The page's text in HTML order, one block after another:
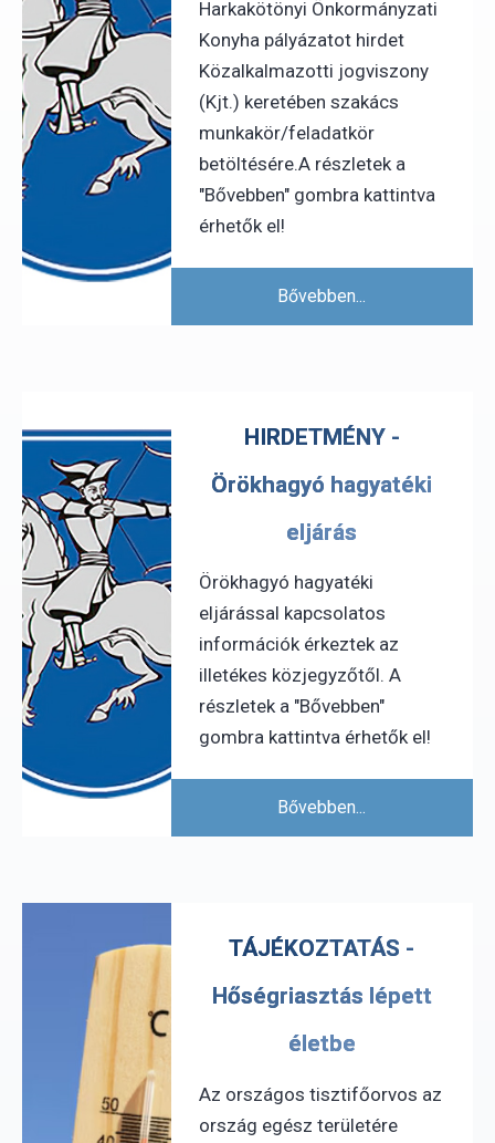
Harkakötönyi Önkormányzati
Konyha pályázatot hirdet
Közalkalmazotti jogviszony
(Kjt.) keretében szakács
munkakör/feladatkör
betöltésére.A részletek a
"Bővebben" gombra kattintva
érhetők el!
Bővebben...
HIRDETMÉNY -
Örökhagyó hagyatéki
eljárás
Örökhagyó hagyatéki
eljárással kapcsolatos
információk érkeztek az
illetékes közjegyzőtől. A
részletek a "Bővebben"
gombra kattintva érhetők el!
Bővebben...
TÁJÉKOZTATÁS -
Hőségriasztás lépett
életbe
Az országos tisztifőorvos az
ország egész területére